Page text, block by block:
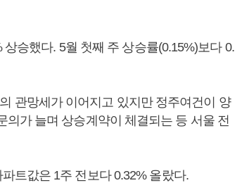
승했다. 5월 첫째 주 상승률(0.15%)보다 0.
관망세가 이어지고 있지만 정주여건이 양
의가 늘며 상승계약이 체결되는 등 서울 전
트값은 1주 전보다 0.32% 올랐다.